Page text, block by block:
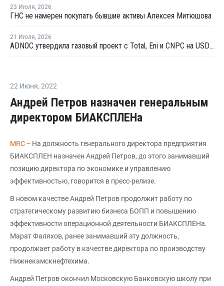
23 Июля, 2026
ГНС не намерен покупать бывшие активы Алексея Митюшова
21 Июля, 2026
ADNOC утвердила газовый проект с Total, Eni и CNPC на USD6,2 млрд
22 Июня, 2022
Андрей Петров назначен генеральным
директором БИАКСПЛЕНа
MRC-- На должность генерального директора предприятия
БИАКСПЛЕН назначен Андрей Петров, до этого занимавший
позицию директора по экономике и управлению
эффективностью, говорится в пресс-релизе.
В новом качестве Андрей Петров продолжит работу по
стратегическому развитию бизнеса БОПП и повышению
эффективности операционной деятельности БИАКСПЛЕНа.
Марат Фаляхов, ранее занимавший эту должность,
продолжает работу в качестве директора по производству
Нижнекамскнефтехима.
Андрей Петров окончил Московскую Банковскую школу при